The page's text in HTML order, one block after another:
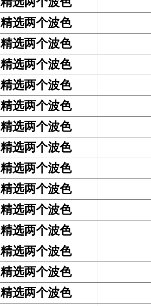
精选两个波色
精选两个波色
精选两个波色
精选两个波色
精选两个波色
精选两个波色
精选两个波色
精选两个波色
精选两个波色
精选两个波色
精选两个波色
精选两个波色
精选两个波色
精选两个波色